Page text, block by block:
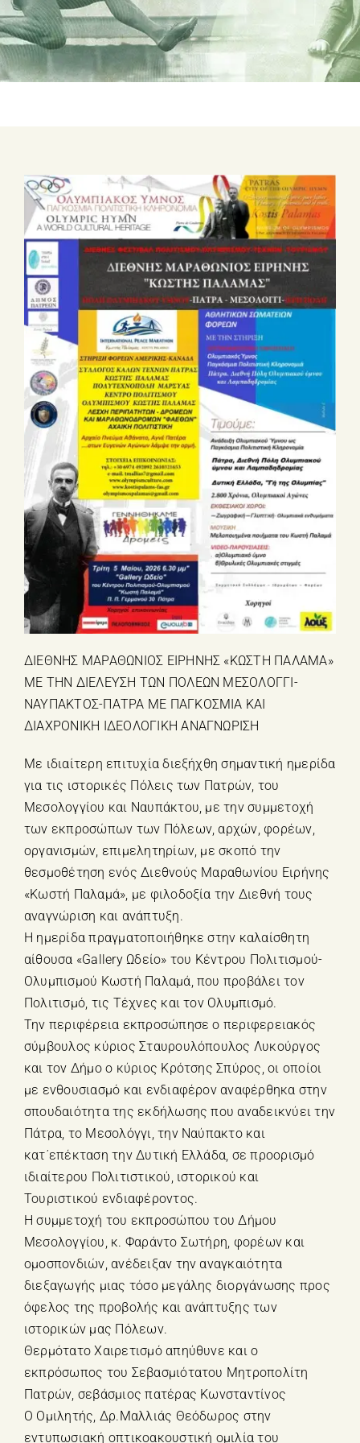
ΣΧΕΤΙΚΑ ΜΕ ΕΜΑΣ
ΝΕΑ
ΕΠΙΚΟΙΝΩΝΙΑ
ΔΙΕΘΝΗΣ ΜΑΡΑΘΩΝΙΟΣ ΕΙΡΗΝΗΣ «ΚΩΣΤΗ ΠΑΛΑΜΑ»
ΜΕ ΤΗΝ ΔΙΕΛΕΥΣΗ ΤΩΝ ΠΟΛΕΩΝ ΜΕΣΟΛΟΓΓΙ-
ΝΑΥΠΑΚΤΟΣ-ΠΑΤΡΑ ΜΕ ΠΑΓΚΟΣΜΙΑ ΚΑΙ
ΔΙΑΧΡΟΝΙΚΗ ΙΔΕΟΛΟΓΙΚΗ ΑΝΑΓΝΩΡΙΣΗ
Με ιδιαίτερη επιτυχία διεξήχθη σημαντική ημερίδα
για τις ιστορικές Πόλεις των Πατρών, του
Μεσολογγίου και Ναυπάκτου, με την συμμετοχή
των εκπροσώπων των Πόλεων, αρχών, φορέων,
οργανισμών, επιμελητηρίων, με σκοπό την
θεσμοθέτηση ενός Διεθνούς Μαραθωνίου Ειρήνης
«Κωστή Παλαμά», με φιλοδοξία την Διεθνή τους
αναγνώριση και ανάπτυξη.
Η ημερίδα πραγματοποιήθηκε στην καλαίσθητη
αίθουσα «Gallery Ωδείο» του Κέντρου Πολιτισμού-
Ολυμπισμού Κωστή Παλαμά, που προβάλει τον
Πολιτισμό, τις Τέχνες και τον Ολυμπισμό.
Την περιφέρεια εκπροσώπησε ο περιφερειακός
σύμβουλος κύριος Σταυρουλόπουλος Λυκούργος
και τον Δήμο ο κύριος Κρότσης Σπύρος, οι οποίοι
με ενθουσιασμό και ενδιαφέρον αναφέρθηκα στην
σπουδαιότητα της εκδήλωσης που αναδεικνύει την
Πάτρα, το Μεσολόγγι, την Ναύπακτο και
κατ΄επέκταση την Δυτική Ελλάδα, σε προορισμό
ιδιαίτερου Πολιτιστικού, ιστορικού και
Τουριστικού ενδιαφέροντος.
Η συμμετοχή του εκπροσώπου του Δήμου
Μεσολογγίου, κ. Φαράντο Σωτήρη, φορέων και
ομοσπονδιών, ανέδειξαν την αναγκαιότητα
διεξαγωγής μιας τόσο μεγάλης διοργάνωσης προς
όφελος της προβολής και ανάπτυξης των
ιστορικών μας Πόλεων.
Θερμότατο Χαιρετισμό απηύθυνε και ο
εκπρόσωπος του Σεβασμιότατου Μητροπολίτη
Πατρών, σεβάσμιος πατέρας Κωνσταντίνος
Ο Ομιλητής, Δρ.Μαλλιάς Θεόδωρος στην
εντυπωσιακή οπτικοακουστική ομιλία του